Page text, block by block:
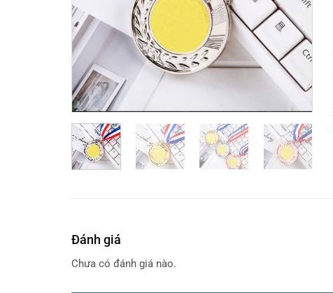
Đánh giá
Chưa có đánh giá nào.